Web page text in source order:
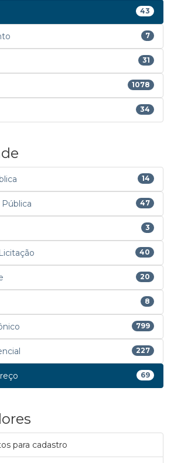
43
7
31
1078
34
14
47
3
40
20
8
799
227
69
para cadastro